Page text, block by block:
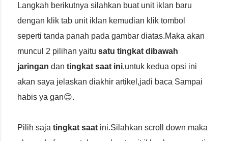
Langkah berikutnya silahkan buat unit iklan baru
dengan klik tab unit iklan kemudian klik tombol
seperti tanda panah pada gambar diatas.Maka akan
muncul 2 pilihan yaitu satu tingkat dibawah
jaringan dan tingkat saat ini,untuk kedua opsi ini
akan saya jelaskan diakhir artikel,jadi baca Sampai
habis ya gan😊.
Pilih saja tingkat saat ini.Silahkan scroll down maka